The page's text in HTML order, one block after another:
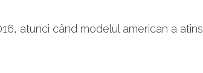
atunci când modelul american a atins